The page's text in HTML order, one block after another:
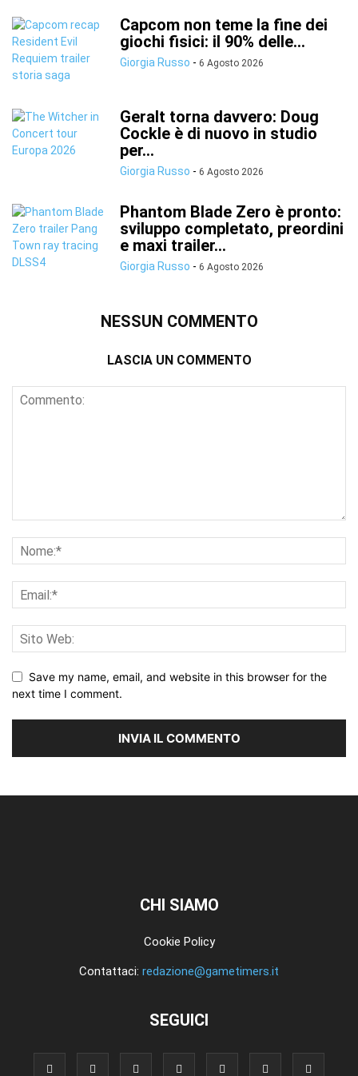
Capcom non teme la fine dei
giochi fisici: il 90% delle...
Giorgia Russo - 6 Agosto 2026
Geralt torna davvero: Doug
Cockle è di nuovo in studio
per...
Giorgia Russo - 6 Agosto 2026
Phantom Blade Zero è pronto:
sviluppo completato, preordini
e maxi trailer...
Giorgia Russo - 6 Agosto 2026
NESSUN COMMENTO
LASCIA UN COMMENTO
Save my name, email, and website in this browser for the
next time I comment.
CHI SIAMO
Cookie Policy
Contattaci: redazione@gametimers.it
SEGUICI